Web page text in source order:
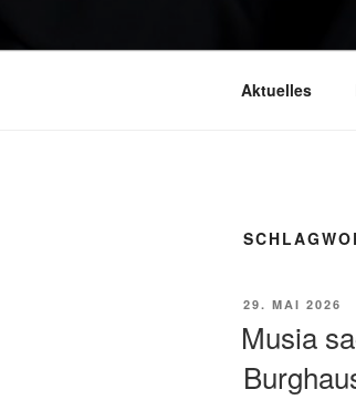
Aktuelles
29. MAI 2026
Musia